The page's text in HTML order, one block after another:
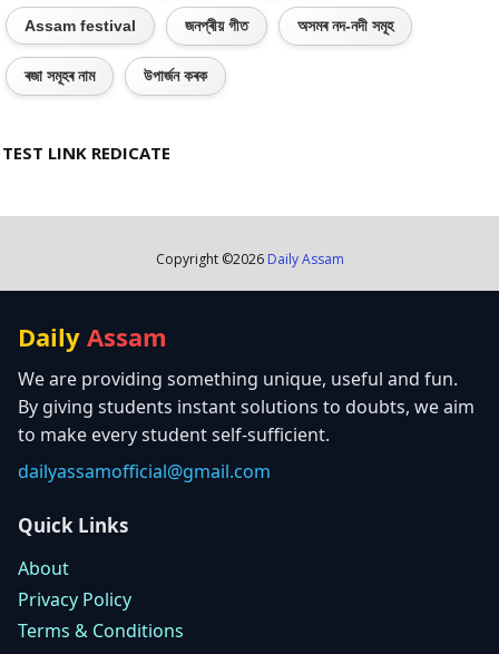
Assam festival জনপ্ৰীয় গীত অসমৰ নদ-নদী সমূহ
ৰজা সমূহৰ নাম উপাৰ্জন কৰক
TEST LINK REDICATE
Copyright ©2026 Daily Assam
Daily Assam
We are providing something unique, useful and fun.
By giving students instant solutions to doubts, we aim
to make every student self-sufficient.
dailyassamofficial@gmail.com
Quick Links
About
Privacy Policy
Terms & Conditions